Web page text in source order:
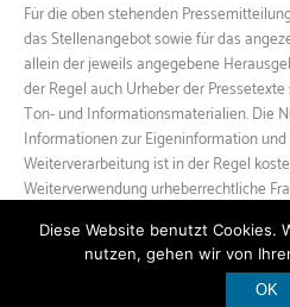
Für die oben stehenden
das Stellenangebot sowie für das
allein der jeweils angegebene
der Regel auch Urheber der
Ton- und Informationsmaterialien. Die
Informationen zur Eigeninformation
Weiterverarbeitung ist in der Regel
Weiterverwendung urheberrechtliche
Diese Website benutzt Cookies.
nutzen, gehen wir von
OK